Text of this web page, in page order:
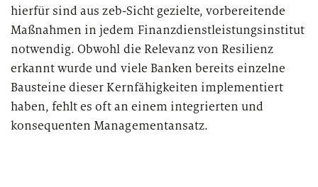
hierfür sind aus zeb-Sicht gezielte, vorbereitende
Maßnahmen in jedem Finanzdienstleistungsinstitut
notwendig. Obwohl die Relevanz von Resilienz
erkannt wurde und viele Banken bereits einzelne
Bausteine dieser Kernfähigkeiten implementiert
haben, fehlt es oft an einem integrierten und
konsequenten Managementansatz.